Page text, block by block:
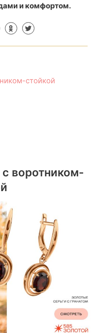
и комфортом.
стойкой
воротником-